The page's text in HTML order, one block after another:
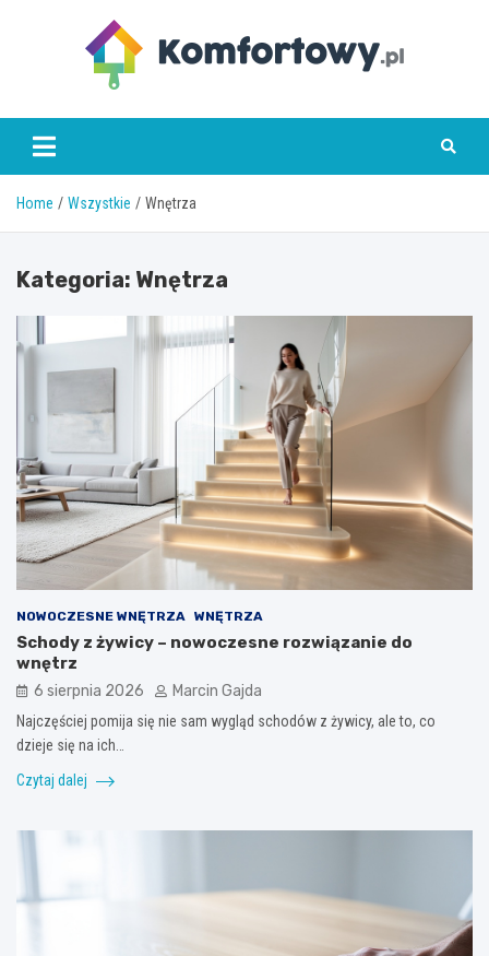
komfortowy.pl
Home Wszystkie Wnętrza
Kategoria: Wnętrza
NOWOCZESNE WNĘTRZA WNĘTRZA
Schody z żywicy – nowoczesne rozwiązanie do
wnętrz
6 sierpnia 2026 Marcin Gajda
Najczęściej pomija się nie sam wygląd schodów z żywicy, ale to, co
dzieje się na ich…
Czytaj dalej